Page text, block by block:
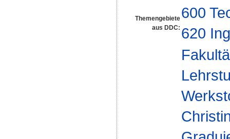
Themengebiete
aus DDC:
600
620